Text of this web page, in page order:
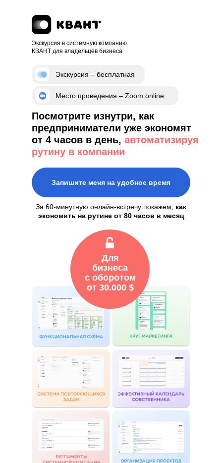
Экскурсия – бесплатная
Место проведения – Zoom online
Экскурсия в системную компанию
КВАНТ для владельцев бизнеса
Посмотрите изнутри, как
предприниматели уже экономят
от 4 часов в день, автоматизируя
рутину в компании
Запишите меня на удобное время
За 60-минутную онлайн-встречу покажем, как
экономить на рутине от 80 часов в месяц
Для
бизнеса
с оборотом
от 30.000 $